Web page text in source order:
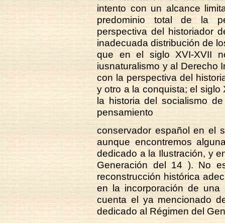
intento con un alcance
predominio total de la
perspectiva del historiador
inadecuada distribución de
que en el siglo XVI-XVII
iusnaturalismo y al Derecho
con la perspectiva del
y otro a la conquista; el
la historia del socialismo
pensamiento
conservador español en el
aunque encontremos
dedicado a la Ilustración, y
Generación del 14 ). No
reconstrucción histórica
en la incorporación de
cuenta el ya mencionado
dedicado al Régimen del